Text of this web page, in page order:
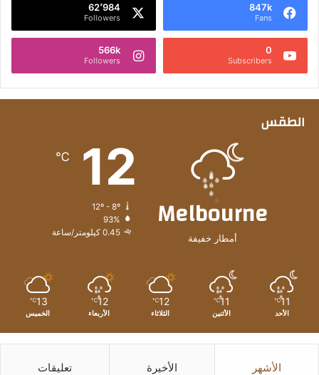
847k
Fans
62٬984
Followers
0
Subscribers
566k
Followers
الطقس
Melbourne
أمطار خفيفة
12
℃
12º - 8º
93%
0.45 كيلومتر/ساعة
11
℃
الأحد
11
℃
الأثنين
12
℃
الثلاثاء
12
℃
الأربعاء
13
℃
الخميس
الأشهر الأخيرة تعليقات